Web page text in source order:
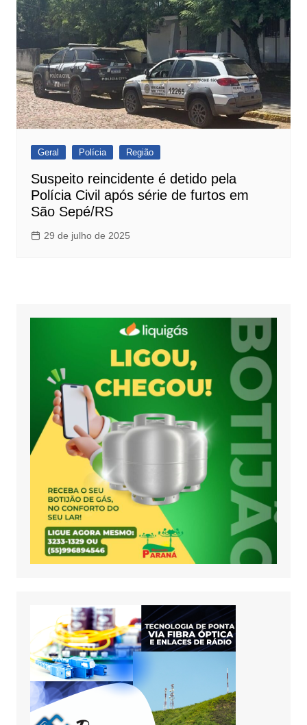
Geral Polícia Região
Suspeito reincidente é detido pela
Polícia Civil após série de furtos em
São Sepé/RS
29 de julho de 2025